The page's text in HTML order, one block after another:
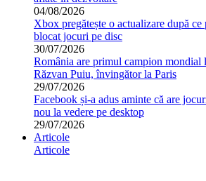
04/08/2026
Xbox pregătește o actualizare după ce
blocat jocuri pe disc
30/07/2026
România are primul campion mondial
Răzvan Puiu, învingător la Paris
29/07/2026
Facebook și-a adus aminte că are
nou la vedere pe desktop
29/07/2026
Articole
Articole